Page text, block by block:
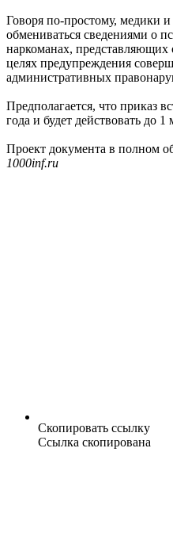
Говоря по-простому, медики
обмениваться сведениями о
наркоманах,
целях предупреждения
административных
Предполагается, что приказ
года и будет действовать до 1
Проект документа в полном
1000inf.ru
Скопировать ссылку
Ссылка скопирована